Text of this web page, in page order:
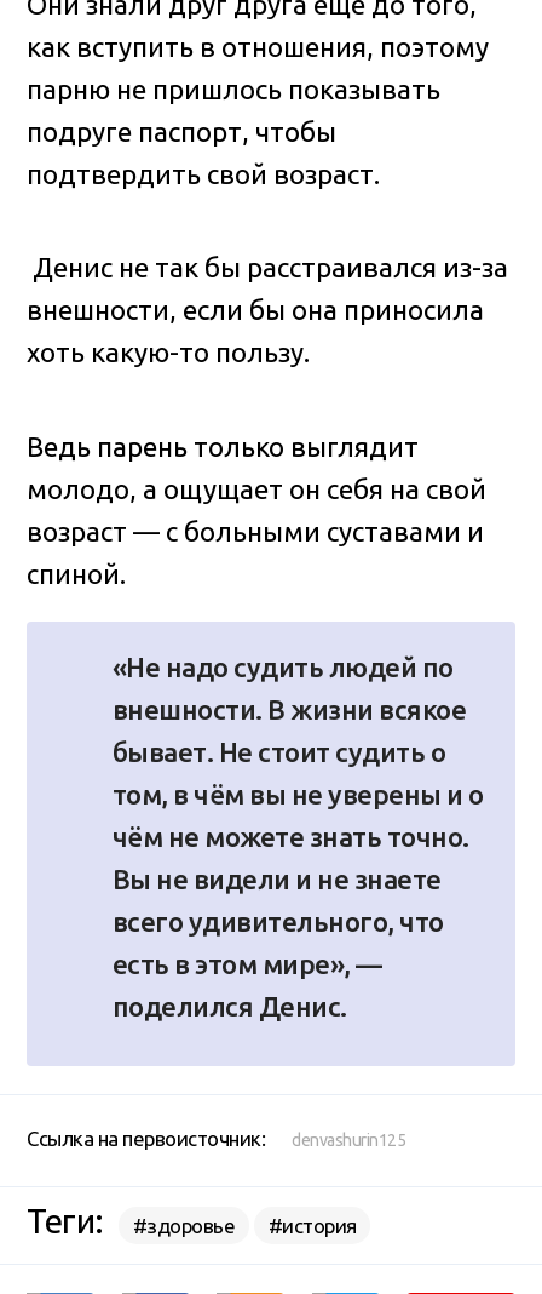
как вступить в отношения, поэтому
парню не пришлось показывать
подруге паспорт, чтобы
подтвердить свой возраст.
Денис не так бы расстраивался из-за
внешности, если бы она приносила
хоть какую-то пользу.
Ведь парень только выглядит
молодо, а ощущает он себя на свой
возраст — с больными суставами и
спиной.
«Не надо судить людей по
внешности. В жизни всякое
бывает. Не стоит судить о
том, в чём вы не уверены и о
чём не можете знать точно.
Вы не видели и не знаете
всего удивительного, что
есть в этом мире», —
поделился Денис.
Ссылка на первоисточник: denvashurin125
Теги: #здоровье #история